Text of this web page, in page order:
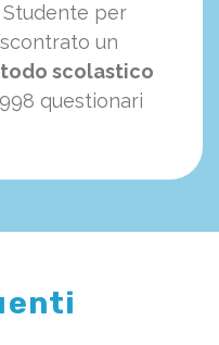
per
un
scolastico
questionari